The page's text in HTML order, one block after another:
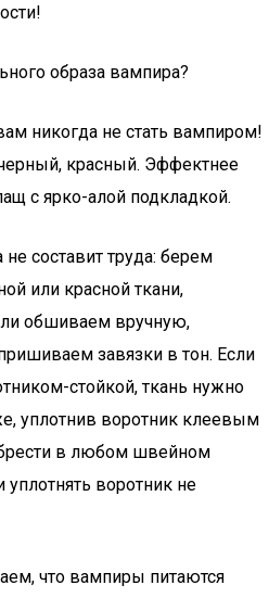
образа вампира?
никогда не стать вампиром!
красный. Эффектнее
с ярко-алой подкладкой.
составит труда: берем
или красной ткани,
обшиваем вручную,
завязки в тон. Если
стойкой, ткань нужно
уплотнив воротник клеевым
в любом швейном
уплотнять воротник не
что вампиры питаются